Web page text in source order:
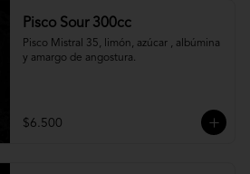
Pisco Sour 300cc
Pisco Mistral 35, limón, azúcar , albúmina
y amargo de angostura.
$6.500